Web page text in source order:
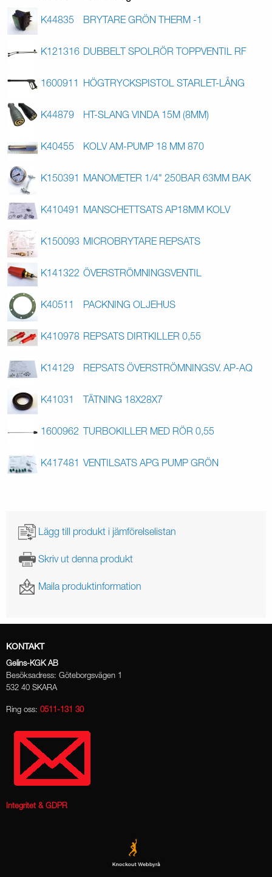
K44835 BRYTARE GRÖN THERM -1
K121316 DUBBELT SPOLRÖR TOPPVENTIL RF
1600911 HÖGTRYCKSPISTOL STARLET-LÅNG
K44879 HT-SLANG VINDA 15M (8MM)
K40455 KOLV AM-PUMP 18 MM 870
K150391 MANOMETER 1/4" 250BAR 63MM BAK
K410491 MANSCHETTSATS AP18MM KOLV
K150093 MICROBRYTARE REPSATS
K141322 ÖVERSTRÖMNINGSVENTIL
K40511 PACKNING OLJEHUS
K410978 REPSATS DIRTKILLER 0,55
K14129 REPSATS ÖVERSTRÖMNINGSV. AP-AQ
K41031 TÄTNING 18X28X7
1600962 TURBOKILLER MED RÖR 0,55
K417481 VENTILSATS APG PUMP GRÖN
Lägg till produkt i jämförelselistan
Skriv ut denna produkt
Maila produktinformation
KONTAKT
Gelins-KGK AB
Besöksadress: Göteborgsvägen 1
532 40 SKARA
Ring oss: 0511-131 30
Integritet & GDPR